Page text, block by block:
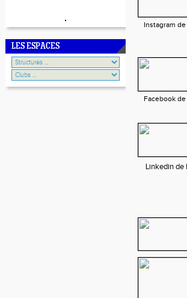
LES ESPACES
Instagram
Facebook
Linkedin de